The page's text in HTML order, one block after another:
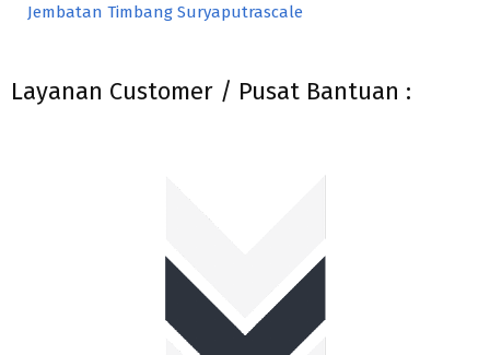
Jembatan Timbang Suryaputrascale
Layanan Customer / Pusat Bantuan :